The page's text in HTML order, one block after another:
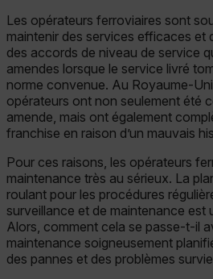
Les opérateurs ferroviaires sont
maintenir des services efficaces et
des accords de niveau de service
amendes lorsque le service livré
norme convenue. Au Royaume-
opérateurs ont non seulement été
amende, mais ont également
franchise en raison d’un mauvais
Pour ces raisons, les opérateurs
maintenance très au sérieux. La
roulant pour les procédures
surveillance et de maintenance est
Alors, comment cela se passe-t-il
maintenance soigneusement
des pannes et des problèmes